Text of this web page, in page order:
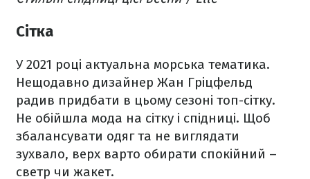
Сітка
У 2021 році актуальна морська тематика.
Нещодавно дизайнер Жан Гріцфельд
радив придбати в цьому сезоні топ-сітку.
Не обійшла мода на сітку і спідниці. Щоб
збалансувати одяг та не виглядати
зухвало, верх варто обирати спокійний –
светр чи жакет.